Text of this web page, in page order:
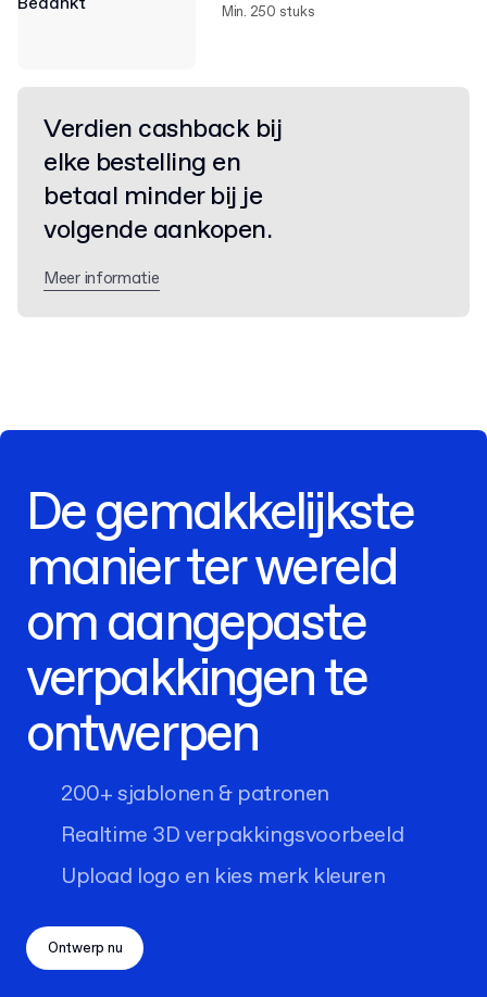
Min. 250 stuks
Verdien cashback bij
elke bestelling en
betaal minder bij je
volgende aankopen.
Meer informatie
De gemakkelijkste
manier ter wereld
om aangepaste
verpakkingen te
ontwerpen
200+ sjablonen & patronen
Realtime 3D verpakkingsvoorbeeld
Upload logo en kies merk kleuren
Ontwerp nu